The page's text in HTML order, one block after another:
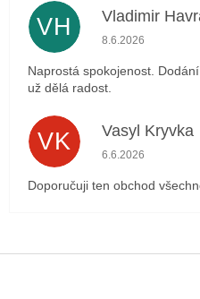
VH Vladimir
Hodnocení
8.6.2026
Naprostá spokojenost.
už dělá radost.
VK Vasyl Kryvka
Hodnocení
6.6.2026
Doporučuji ten obchod